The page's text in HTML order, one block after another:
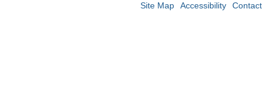
Site Map Accessibility Contact